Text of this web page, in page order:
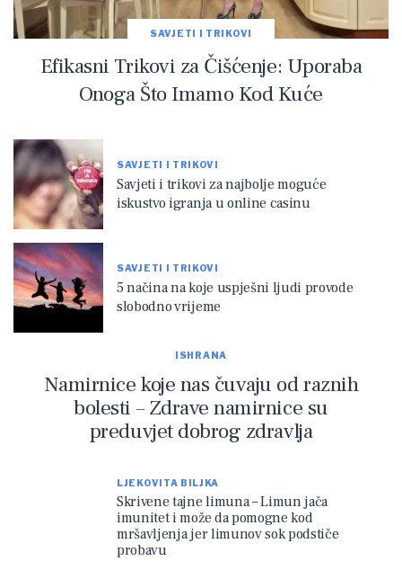
SAVJETI I TRIKOVI
Efikasni Trikovi za Čišćenje: Uporaba
Onoga Što Imamo Kod Kuće
SAVJETI I TRIKOVI
Savjeti i trikovi za najbolje moguće
iskustvo igranja u online casinu
SAVJETI I TRIKOVI
5 načina na koje uspješni ljudi provode
slobodno vrijeme
ISHRANA
Namirnice koje nas čuvaju od raznih
bolesti – Zdrave namirnice su
preduvjet dobrog zdravlja
LJEKOVITA BILJKA
Skrivene tajne limuna – Limun jača
imunitet i može da pomogne kod
mršavljenja jer limunov sok podstiče
probavu